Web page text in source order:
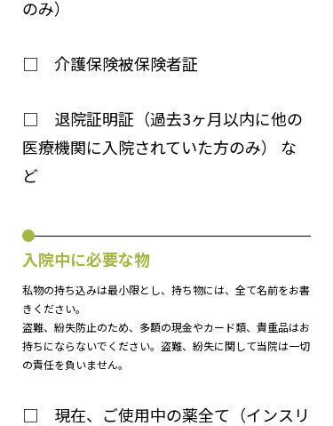
のみ）
□ 介護保険被保険者証
□ 退院証明証（過去3ヶ月以内に他の
医療機関に入院されていた方のみ） な
ど
入院中に必要な物
私物の持ち込みは最小限とし、持ち物には、全て名前をお書
きください。
盗難、紛失防止のため、多額の現金やカード類、貴重品はお
持ちにならないでください。盗難、紛失に関して当院は一切
の責任を負いません。
□ 現在、ご使用中の薬全て（インスリ